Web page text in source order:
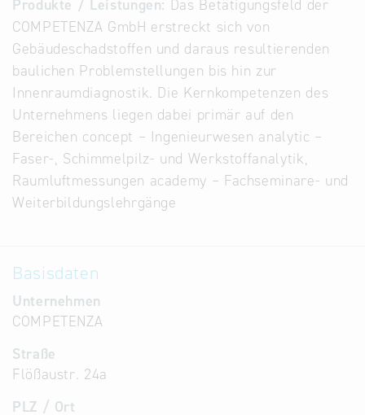
Alternative
Datenbanken
aus
Österreich
und der
Slowakei
Produkte / Leistungen: Das Betätigungsfeld der
COMPETENZA GmbH erstreckt sich von
Gebäudeschadstoffen und daraus resultierenden
baulichen Problemstellungen bis hin zur
Innenraumdiagnostik. Die Kernkompetenzen des
Unternehmens liegen dabei primär auf den
Bereichen concept – Ingenieurwesen analytic –
Faser-, Schimmelpilz- und Werkstoffanalytik,
Raumluftmessungen academy – Fachseminare- und
Weiterbildungslehrgänge
Basisdaten
Unternehmen
COMPETENZA
Straße
Flößaustr. 24a
PLZ / Ort